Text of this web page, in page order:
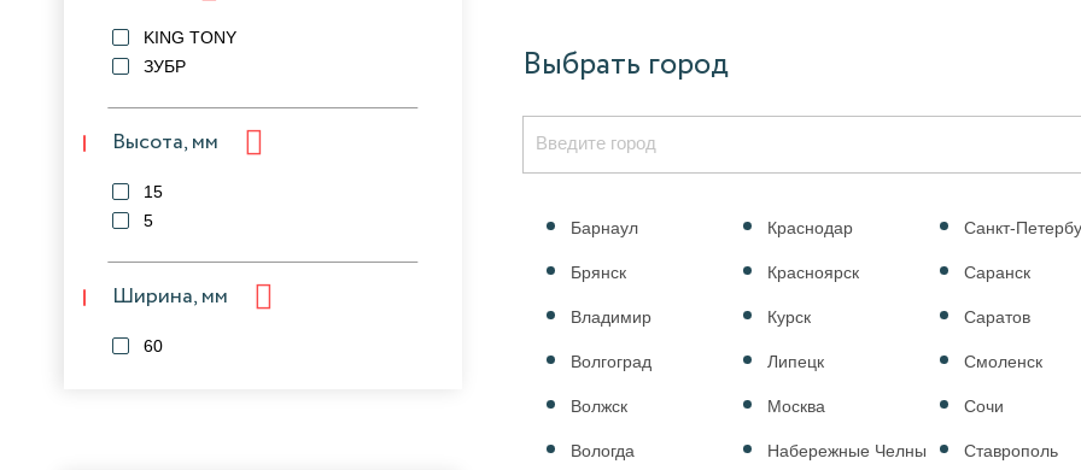
KING TONY
ЗУБР
Высота, мм
15
5
Ширина, мм
60
Выбрать город
Барнаул
Брянск
Владимир
Волгоград
Волжск
Вологда
Краснодар
Красноярск
Курск
Липецк
Москва
Набережные Челны
Санкт-
Саранск
Саратов
Смоленск
Сочи
Ставрополь